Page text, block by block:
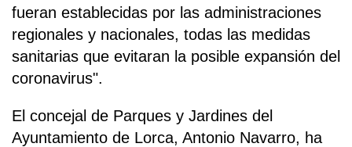
fueran establecidas por las administraciones
regionales y nacionales, todas las medidas
sanitarias que evitaran la posible expansión del
coronavirus".
El concejal de Parques y Jardines del
Ayuntamiento de Lorca, Antonio Navarro, ha